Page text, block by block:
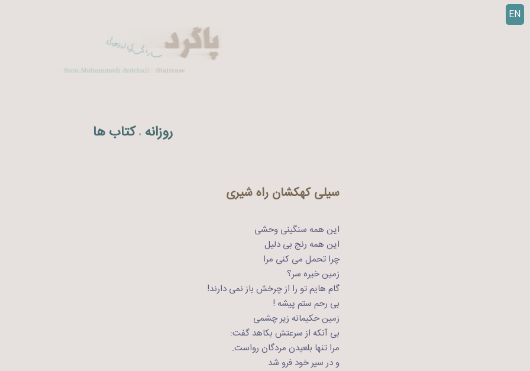
EN
روزانه . کتاب ها
سیلی کهکشان راه شیری
این همه سنگینی وحشی
این همه رنج بی دلیل
چرا تحمل می کنی مرا
زمین خیره سر؟
گام هایم تو را از چرخش باز نمی دارند!
بی رحم ستم پیشه !
زمین حکیمانه زیر چشمی
بی آنکه از سرعتش بکاهد گفت:
مرا تنها بلعیدن مردگان رواست.
و در سیر خود فرو شد